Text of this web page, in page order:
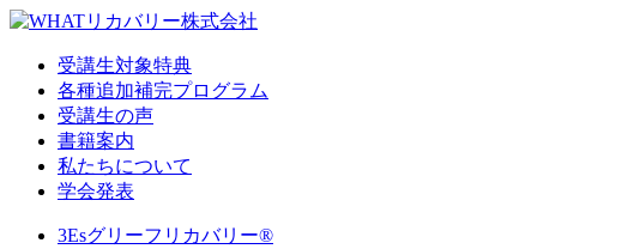
受講生対象特典
各種追加補完プログラム
受講生の声
書籍案内
私たちについて
学会発表
3Esグリーフリカバリー®